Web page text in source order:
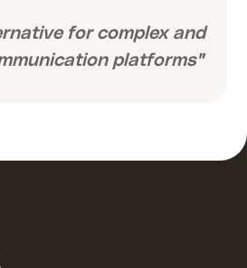
for complex and
platforms"